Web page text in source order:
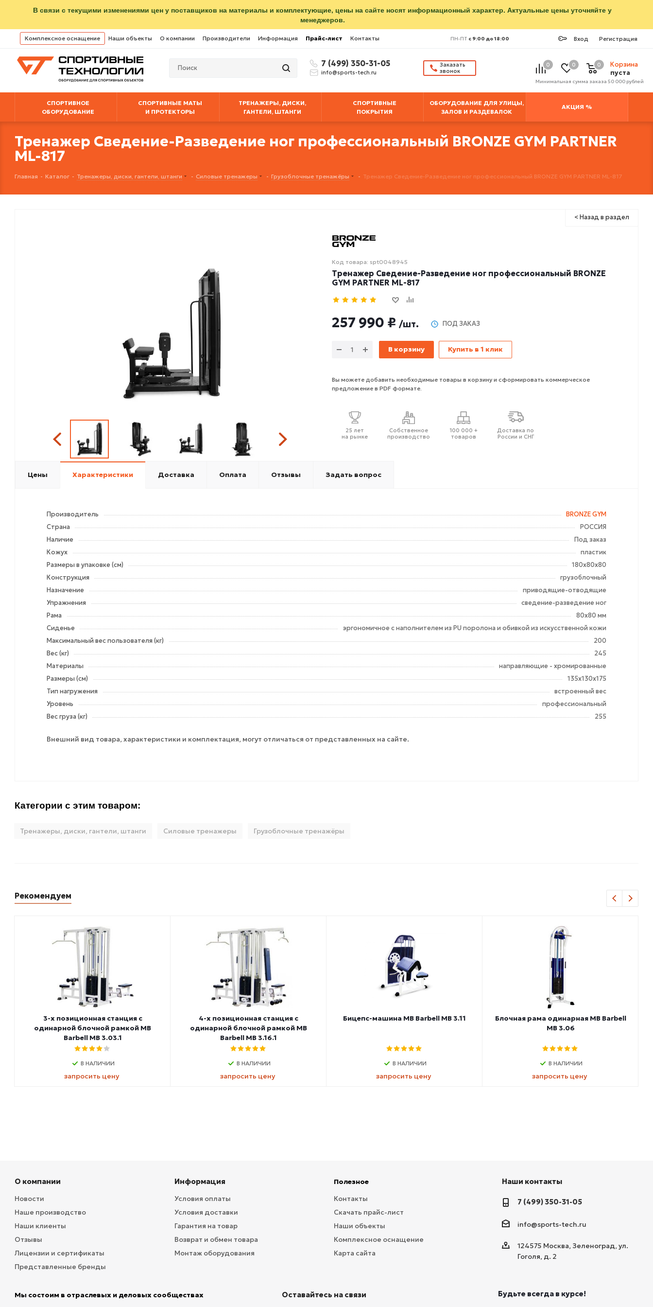
В связи с текущими изменениями цен у поставщиков на материалы и комплектующие, цены на сайте носят информационный характер. Актуальные цены уточняйте у
менеджеров.
Комплексное оснащение Наши объекты О компании Производители Информация Прайс-лист Контакты Вход Регистрация
ПН-ПТ с 9:00 до 18:00
7 (499) 350-31-05
info@sports-tech.ru
Заказать
звонок
0 0
Корзина
пуста
0
Минимальная сумма заказа 50 000 рублей
СПОРТИВНОЕ
ОБОРУДОВАНИЕ
СПОРТИВНЫЕ МАТЫ
И ПРОТЕКТОРЫ
ТРЕНАЖЕРЫ, ДИСКИ,
ГАНТЕЛИ, ШТАНГИ
СПОРТИВНЫЕ
ПОКРЫТИЯ
ОБОРУДОВАНИЕ ДЛЯ УЛИЦЫ,
ЗАЛОВ И РАЗДЕВАЛОК
АКЦИЯ %
Тренажер Сведение-Разведение ног профессиональный BRONZE GYM PARTNER
ML-817
Главная - Каталог - Тренажеры, диски, гантели, штанги - Силовые тренажеры - Грузоблочные тренажёры - Тренажер Сведение-Разведение ног профессиональный BRONZE GYM PARTNER ML-817
< Назад в раздел
Код товара: spt0048945
Тренажер Сведение-Разведение ног профессиональный BRONZE
GYM PARTNER ML-817
257 990 ₽ /шт. ПОД ЗАКАЗ
В корзину Купить в 1 клик
Вы можете добавить необходимые товары в корзину и сформировать коммерческое
предложение в PDF формате.
25 лет
на рынке
Собственное
производство
100 000 +
товаров
Доставка по
России и СНГ
Цены Характеристики Доставка Оплата Отзывы Задать вопрос
Производитель
BRONZE GYM
Страна
РОССИЯ
Наличие
Под заказ
Кожух
пластик
Размеры в упаковке (см)
180х80х80
Конструкция
грузоблочный
Назначение
приводящие-отводящие
Упражнения
сведение-разведение ног
Рама
80х80 мм
Сиденье
эргономичное с наполнителем из PU поролона и обивкой из искусственной кожи
Максимальный вес пользователя (кг)
200
Вес (кг)
245
Материалы
направляющие - хромированные
Размеры (см)
135х130х175
Тип нагружения
встроенный вес
Уровень
профессиональный
Вес груза (кг)
255
Внешний вид товара, характеристики и комплектация, могут отличаться от представленных на сайте.
Категории с этим товаром:
Тренажеры, диски, гантели, штанги Силовые тренажеры Грузоблочные тренажёры
Рекомендуем
3-х позиционная станция с
одинарной блочной рамкой MB
Barbell МВ 3.03.1
В НАЛИЧИИ
запросить цену
4-х позиционная станция с
одинарной блочной рамкой MB
Barbell МВ 3.16.1
В НАЛИЧИИ
запросить цену
Бицепс-машина MB Barbell MB 3.11
В НАЛИЧИИ
запросить цену
Блочная рама одинарная MB Barbell
MB 3.06
В НАЛИЧИИ
запросить цену
О компании
Новости
Наше производство
Наши клиенты
Отзывы
Лицензии и сертификаты
Представленные бренды
Информация
Условия оплаты
Условия доставки
Гарантия на товар
Возврат и обмен товара
Монтаж оборудования
Полезное
Контакты
Скачать прайс-лист
Наши объекты
Комплексное оснащение
Карта сайта
Наши контакты
7 (499) 350-31-05
info@sports-tech.ru
124575 Москва, Зеленоград, ул.
Гоголя, д. 2
Мы состоим в отраслевых и деловых сообществах Оставайтесь на связи Будьте всегда в курсе!